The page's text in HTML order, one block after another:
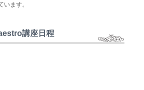
います。
講座日程